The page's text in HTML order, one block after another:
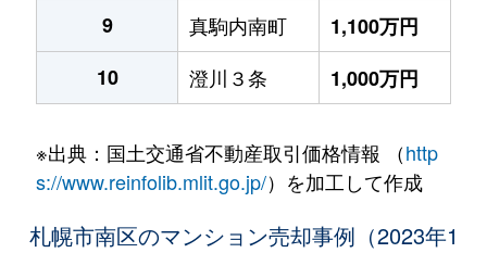
9
真駒内南町
1,100万円
10
澄川３条 1,000万円
※出典：国土交通省不動産取引価格情報 （http
s://www.reinfolib.mlit.go.jp/）を加工して作成
札幌市南区のマンション売却事例（2023年1